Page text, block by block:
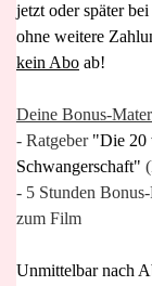
jetzt oder später
ohne weitere
kein Abo ab!
Deine Bonus-
- Ratgeber "Die 20
Schwangerschaft"
- 5 Stunden
zum Film
Unmittelbar nach